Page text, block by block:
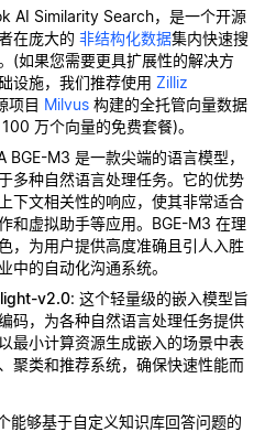
AI Similarity Search，是一个开源
在庞大的 非结构化数据集内快速搜
(如果您需要更具扩展性的解决方
设施，我们推荐使用 Zilliz
项目 Milvus 构建的全托管向量数据
万个向量的免费套餐)。
BGE-M3 是一款尖端的语言模型，
多种自然语言处理任务。它的优势
下文相关性的响应，使其非常适合
和虚拟助手等应用。BGE-M3 在理
，为用户提供高度准确且引人入胜
中的自动化沟通系统。
v2.0: 这个轻量级的嵌入模型旨
码，为各种自然语言处理任务提供
最小计算资源生成嵌入的场景中表
聚类和推荐系统，确保快速性能而
能够基于自定义知识库回答问题的